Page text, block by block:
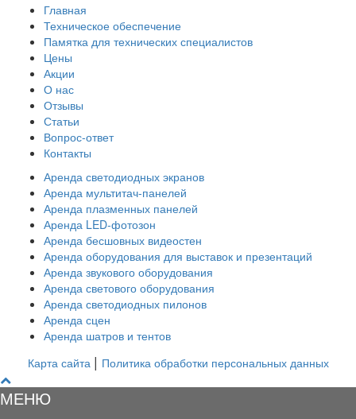
Главная
Техническое обеспечение
Памятка для технических специалистов
Цены
Акции
О нас
Отзывы
Статьи
Вопрос-ответ
Контакты
Аренда светодиодных экранов
Аренда мультитач-панелей
Аренда плазменных панелей
Аренда LED-фотозон
Аренда бесшовных видеостен
Аренда оборудования для выставок и презентаций
Аренда звукового оборудования
Аренда светового оборудования
Аренда светодиодных пилонов
Аренда сцен
Аренда шатров и тентов
Карта сайта | Политика обработки персональных данных
МЕНЮ